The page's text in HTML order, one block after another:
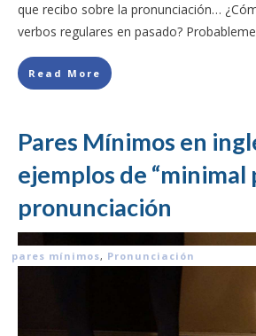
que recibo sobre la pronunciación…
verbos regulares en pasado?
Read More
Pares Mínimos en
ejemplos de “minimal
pronunciación
pares mínimos, Pronunciación